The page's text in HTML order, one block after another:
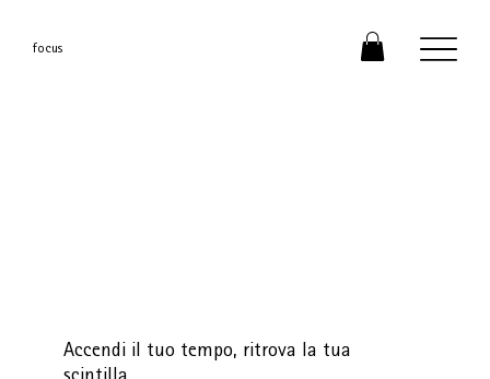
focus
Accendi il tuo tempo, ritrova la tua